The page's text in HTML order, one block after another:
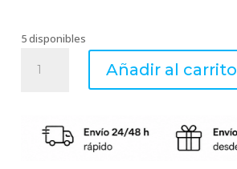
5 disponibles
Blanc
Esteban
Parfums
Añadir al carrito